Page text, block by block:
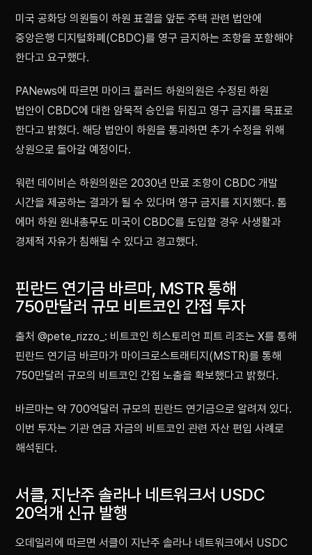
미국 공화당 의원들이 하원 표결을 앞둔 주택 관련 법안에
중앙은행 디지털화폐(CBDC)를 영구 금지하는 조항을 포함해야
한다고 요구했다.
PANews에 따르면 마이크 플러드 하원의원은 수정된 하원
법안이 CBDC에 대한 암묵적 승인을 뒤집고 영구 금지를 목표로
한다고 밝혔다. 해당 법안이 하원을 통과하면 추가 수정을 위해
상원으로 돌아갈 예정이다.
워런 데이비슨 하원의원은 2030년 만료 조항이 CBDC 개발
시간을 제공하는 결과가 될 수 있다며 영구 금지를 지지했다. 톰
에머 하원 원내총무도 미국이 CBDC를 도입할 경우 사생활과
경제적 자유가 침해될 수 있다고 경고했다.
핀란드 연기금 바르마, MSTR 통해
750만달러 규모 비트코인 간접 투자
출처 @pete_rizzo_: 비트코인 히스토리언 피트 리조는 X를 통해
핀란드 연기금 바르마가 마이크로스트래티지(MSTR)를 통해
750만달러 규모의 비트코인 간접 노출을 확보했다고 밝혔다.
바르마는 약 700억달러 규모의 핀란드 연기금으로 알려져 있다.
이번 투자는 기관 연금 자금의 비트코인 관련 자산 편입 사례로
해석된다.
서클, 지난주 솔라나 네트워크서 USDC
20억개 신규 발행
오데일리에 따르면 서클이 지난주 솔라나 네트워크에서 USDC